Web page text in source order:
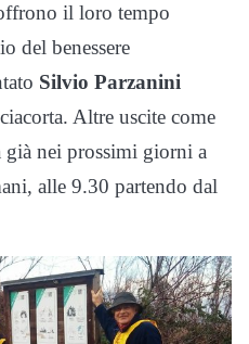
il loro tempo
del benessere
Silvio Parzanini
Altre uscite come
già nei prossimi giorni a
alle 9.30 partendo dal